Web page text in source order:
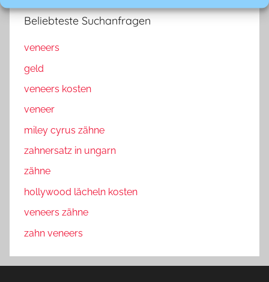
Beliebteste Suchanfragen
veneers
geld
veneers kosten
veneer
miley cyrus zähne
zahnersatz in ungarn
zähne
hollywood lächeln kosten
veneers zähne
zahn veneers